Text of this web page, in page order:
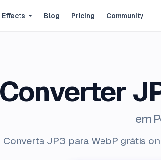
Effects Blog Pricing Community
Converter
em
Converta JPG para WebP grátis